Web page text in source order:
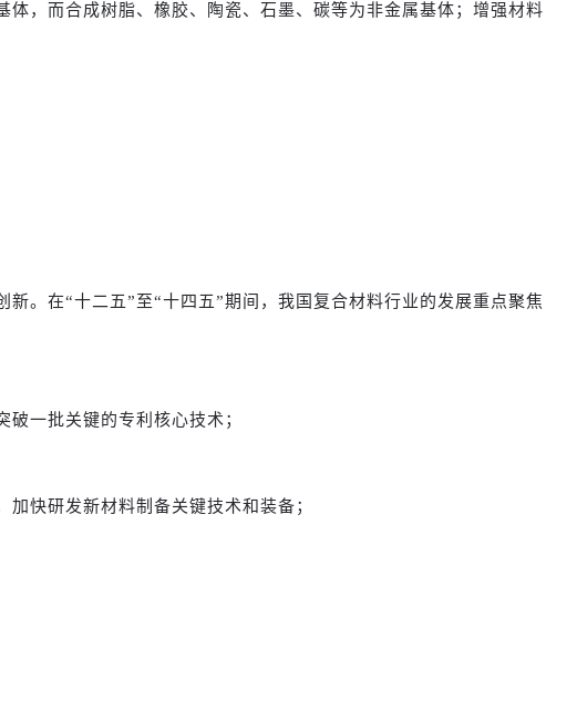
，而合成树脂、橡胶、陶瓷、石墨、碳等为非金属基体；增强材料
。在“十二五”至“十四五”期间，我国复合材料行业的发展重点聚焦
一批关键的专利核心技术；
快研发新材料制备关键技术和装备；